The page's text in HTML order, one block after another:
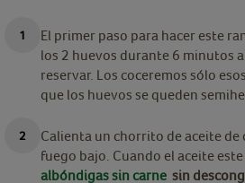
El primer paso para hacer este
los 2 huevos durante 6 minutos
reservar. Los coceremos sólo
que los huevos se queden
Calienta un chorrito de aceite de
fuego bajo. Cuando el aceite
albóndigas sin carne sin